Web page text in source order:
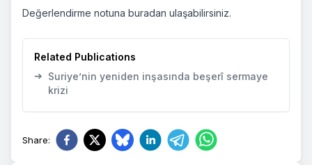
Değerlendirme notuna buradan ulaşabilirsiniz.
Related Publications
➔ Suriye’nin yeniden inşasında beşerî sermaye
krizi
Share: